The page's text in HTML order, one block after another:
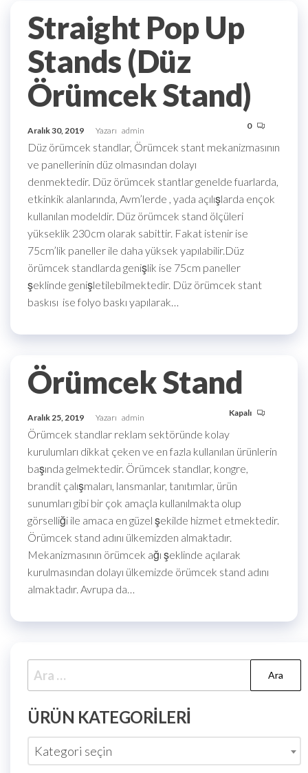
Straight Pop Up
Stands (Düz
Örümcek Stand)
Aralık 30, 2019 Yazarı admin 0
Düz örümcek standlar, Örümcek stant mekanizmasının
ve panellerinin düz olmasından dolayı
denmektedir. Düz örümcek stantlar genelde fuarlarda,
etkinkik alanlarında, Avm’lerde , yada açılışlarda ençok
kullanılan modeldir. Düz örümcek stand ölçüleri
yükseklik 230cm olarak sabittir. Fakat istenir ise
75cm’lik paneller ile daha yüksek yapılabilir.Düz
örümcek standlarda genişlik ise 75cm paneller
şeklinde genişletilebilmektedir. Düz örümcek stant
baskısı ise folyo baskı yapılarak…
Örümcek Stand
Aralık 25, 2019 Yazarı admin Kapalı
Örümcek standlar reklam sektöründe kolay
kurulumları dikkat çeken ve en fazla kullanılan ürünlerin
başında gelmektedir. Örümcek standlar, kongre,
brandit çalışmaları, lansmanlar, tanıtımlar, ürün
sunumları gibi bir çok amaçla kullanılmakta olup
görselliği ile amaca en güzel şekilde hizmet etmektedir.
Örümcek stand adını ülkemizden almaktadır.
Mekanizmasının örümcek ağı şeklinde açılarak
kurulmasından dolayı ülkemizde örümcek stand adını
almaktadır. Avrupa da…
ÜRÜN KATEGORILERI
Kategori seçin